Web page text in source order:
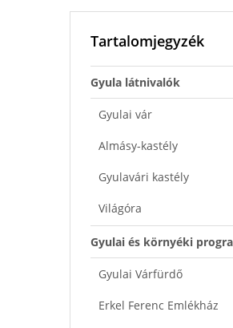
Tartalomjegyzék
Gyula látnivalók
Gyulai vár
Almásy-kastély
Gyulavári kastély
Világóra
Gyulai és környéki
Gyulai Várfürdő
Erkel Ferenc Emlékház